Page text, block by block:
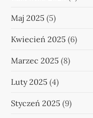
Maj 2025 (5)
Kwiecień 2025 (6)
Marzec 2025 (8)
Luty 2025 (4)
Styczeń 2025 (9)